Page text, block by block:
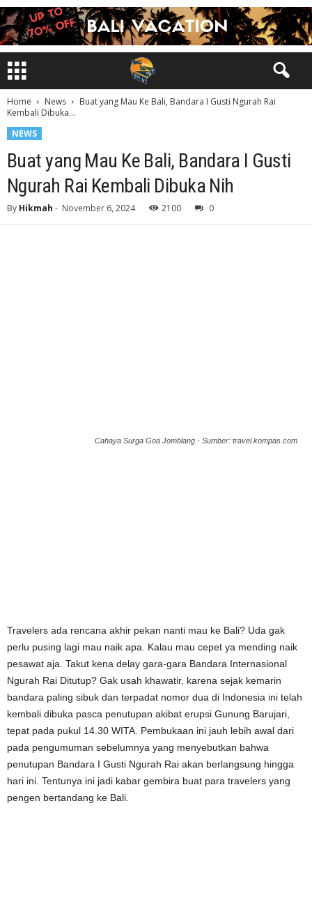
Home News
Buat yang Mau Ke Bali, Bandara I Gusti Ngurah Rai
Kembali Dibuka...
NEWS
Buat yang Mau Ke Bali, Bandara I Gusti
Ngurah Rai Kembali Dibuka Nih
By Hikmah - November 6, 2024 2100 0
Cahaya Surga Goa Jomblang - Sumber: travel.kompas.com
Travelers ada rencana akhir pekan nanti mau ke Bali? Uda gak
perlu pusing lagi mau naik apa. Kalau mau cepet ya mending naik
pesawat aja. Takut kena delay gara-gara Bandara Internasional
Ngurah Rai Ditutup? Gak usah khawatir, karena sejak kemarin
bandara paling sibuk dan terpadat nomor dua di Indonesia ini telah
kembali dibuka pasca penutupan akibat erupsi Gunung Barujari,
tepat pada pukul 14.30 WITA. Pembukaan ini jauh lebih awal dari
pada pengumuman sebelumnya yang menyebutkan bahwa
penutupan Bandara I Gusti Ngurah Rai akan berlangsung hingga
hari ini. Tentunya ini jadi kabar gembira buat para travelers yang
pengen bertandang ke Bali.